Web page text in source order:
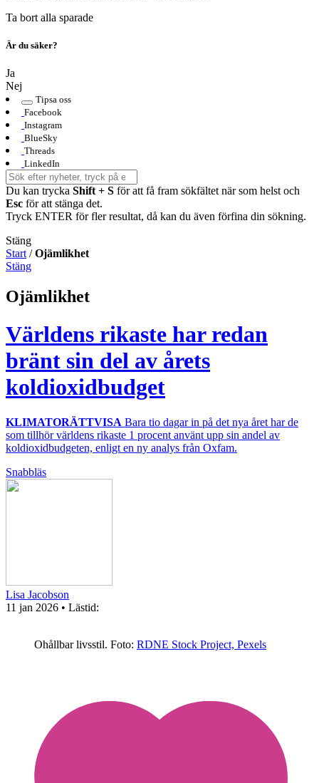
Ta bort alla sparade
Är du säker?
Ja
Nej
Tipsa oss
Facebook
Instagram
BlueSky
Threads
LinkedIn
Du kan trycka Shift + S för att få fram sökfältet när som helst och
Esc för att stänga det.
Tryck ENTER för fler resultat, då kan du även förfina din sökning.
Stäng
Start /Ojämlikhet
Stäng
Ojämlikhet
Världens rikaste har redan
bränt sin del av årets
koldioxidbudget
KLIMATORÄTTVISA Bara tio dagar in på det nya året har de
som tillhör världens rikaste 1 procent använt upp sin andel av
koldioxidbudgeten, enligt en ny analys från Oxfam.
Snabbläs
Lisa Jacobson
11 jan 2026 • Lästid:
Ohållbar livsstil. Foto: RDNE Stock Project, Pexels